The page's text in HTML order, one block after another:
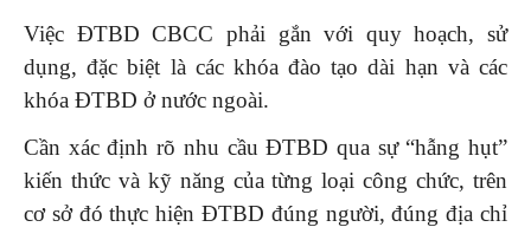
Việc ĐTBD CBCC phải gắn với quy hoạch, sử
dụng, đặc biệt là các khóa đào tạo dài hạn và các
khóa ĐTBD ở nước ngoài.
Cần xác định rõ nhu cầu ĐTBD qua sự “hẫng hụt”
kiến thức và kỹ năng của từng loại công chức, trên
cơ sở đó thực hiện ĐTBD đúng người, đúng địa chỉ